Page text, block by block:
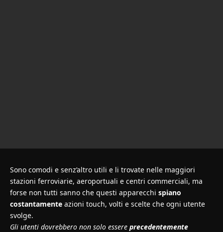
Sono comodi e senz’altro utili e li trovate nelle maggiori
stazioni ferroviarie, aeroportuali e centri commerciali, ma
forse non tutti sanno che questi apparecchi spiano
costantamente azioni touch, volti e scelte che ogni utente
svolge.
Gli utenti dovrebbero non solo essere precedentemente